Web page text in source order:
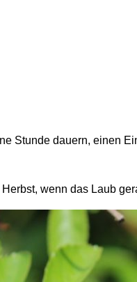
Stunde dauern, einen
wenn das Laub